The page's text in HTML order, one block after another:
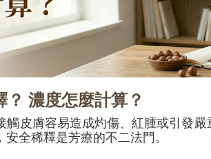
？ 濃度怎麼計算？
觸皮膚容易造成灼傷、紅腫或引發
全稀釋是芳療的不二法門。